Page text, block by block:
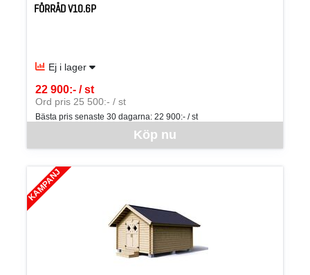
FÖRRÅD V10.6P
Ej i lager
Köp nu
22 900:- / st
SEK per ST
Ord pris 25 500:- / st
Bästa pris senaste 30 dagarna: 22 900:- / st
KAMPANJ